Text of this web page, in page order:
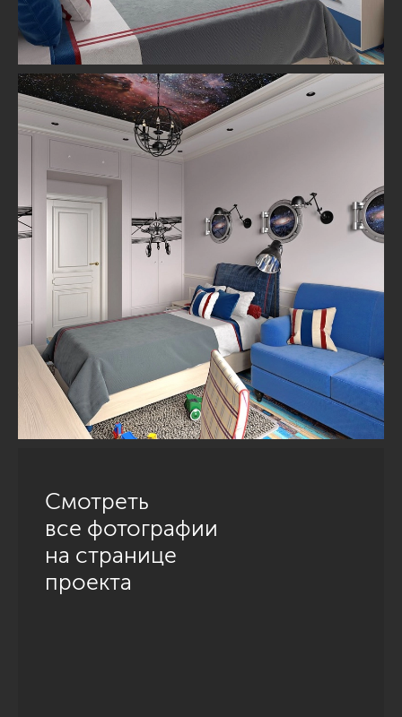
Смотреть
все фотографии
на странице
проекта